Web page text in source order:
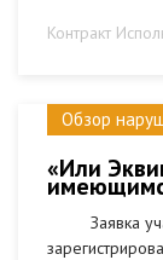
Контракт
Обзор
«Или
Заявка